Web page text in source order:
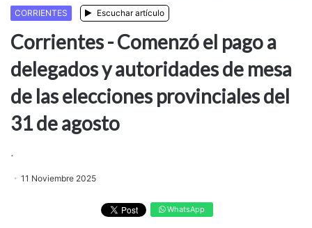
CORRIENTES Escuchar artículo
Corrientes - Comenzó el pago a
delegados y autoridades de mesa
de las elecciones provinciales del
31 de agosto
.
11 Noviembre 2025
WhatsApp